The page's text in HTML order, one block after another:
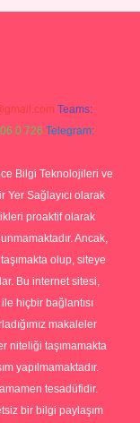
Teams:
0 726 Telegram:
Bilgi Teknolojileri ve
Yer Sağlayıcı olarak
proaktif olarak
Ancak,
olup, siteye
Bu internet sitesi,
hiçbir bağlantısı
makaleler
niteliği taşımamakta
yapılmamaktadır.
tesadüfidir.
bir bilgi paylaşım